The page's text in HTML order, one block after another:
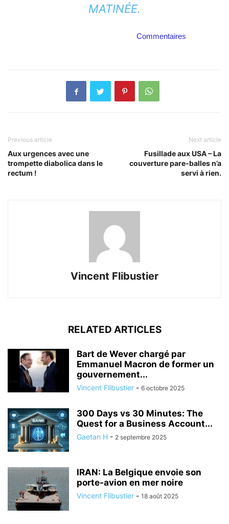
MATINÉE.
Commentaires
Previous article
Aux urgences avec une
trompette diabolica dans le
rectum !
Next article
Fusillade aux USA – La
couverture pare-balles n’a
servi à rien.
Vincent Flibustier
RELATED ARTICLES
Bart de Wever chargé par
Emmanuel Macron de former un
gouvernement...
Vincent Flibustier - 6 octobre 2025
300 Days vs 30 Minutes: The
Quest for a Business Account...
Gaetan H - 2 septembre 2025
IRAN: La Belgique envoie son
porte-avion en mer noire
Vincent Flibustier - 18 août 2025